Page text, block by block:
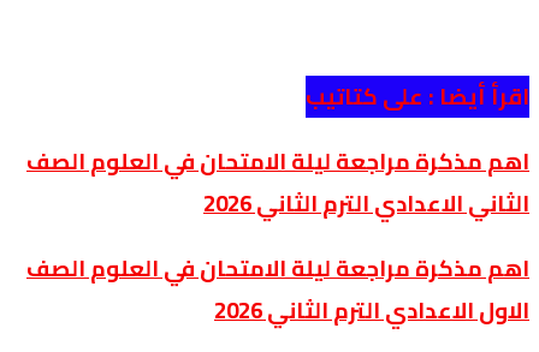
اقرأ أيضا : على كتاتيب
اهم مذكرة مراجعة ليلة الامتحان في العلوم الصف
الثاني الاعدادي الترم الثاني 2026
اهم مذكرة مراجعة ليلة الامتحان في العلوم الصف
الاول الاعدادي الترم الثاني 2026